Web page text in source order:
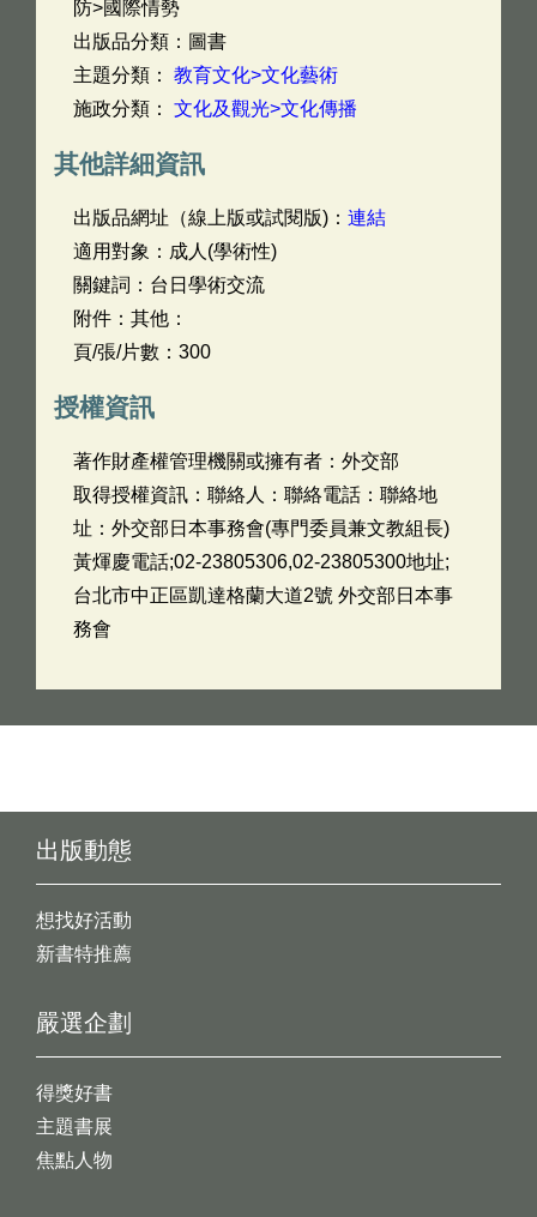
防>國際情勢
出版品分類：圖書
主題分類： 教育文化>文化藝術
施政分類： 文化及觀光>文化傳播
其他詳細資訊
出版品網址（線上版或試閱版)： 連結
適用對象：成人(學術性)
關鍵詞：台日學術交流
附件：其他：
頁/張/片數：300
授權資訊
著作財產權管理機關或擁有者：外交部
取得授權資訊：聯絡人：聯絡電話：聯絡地
址：外交部日本事務會(專門委員兼文教組長)
黃煇慶電話;02-23805306,02-23805300地址;
台北市中正區凱達格蘭大道2號 外交部日本事
務會
出版動態
想找好活動
新書特推薦
嚴選企劃
得獎好書
主題書展
焦點人物